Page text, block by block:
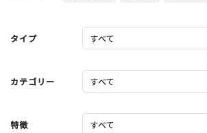
タイプ
カテゴリー
特徴